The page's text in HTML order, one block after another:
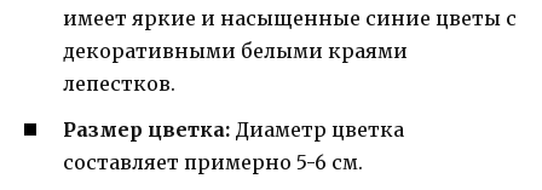
имеет яркие и насыщенные синие цветы с
декоративными белыми краями
лепестков.
Размер цветка: Диаметр цветка
составляет примерно 5-6 см.